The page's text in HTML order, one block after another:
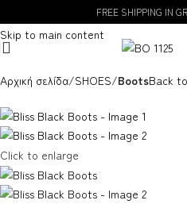
Skip to main content
FREE SHIPPING IN
Αρχική σελίδα SHOES BootsBack
Click to enlarge